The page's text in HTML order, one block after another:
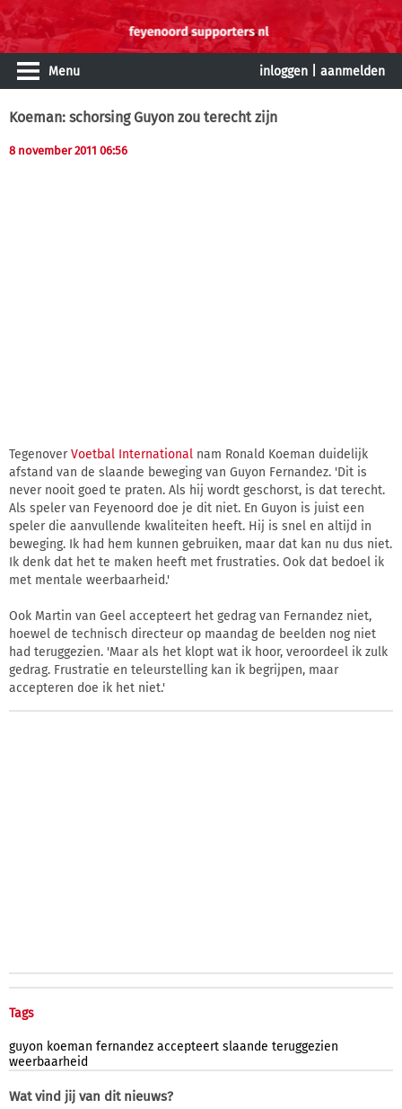
Menu inloggen aanmelden
Koeman: schorsing Guyon zou terecht zijn
8 november 2011 06:56
TegenoverVoetbal International nam Ronald Koeman duidelijk
afstand van de slaande beweging van Guyon Fernandez. 'Dit is
never nooit goed te praten. Als hij wordt geschorst, is dat terecht.
Als speler van Feyenoord doe je dit niet. En Guyon is juist een
speler die aanvullende kwaliteiten heeft. Hij is snel en altijd in
beweging. Ik had hem kunnen gebruiken, maar dat kan nu dus niet.
Ik denk dat het te maken heeft met frustraties. Ook dat bedoel ik
met mentale weerbaarheid.'
Ook Martin van Geel accepteert het gedrag van Fernandez niet,
hoewel de technisch directeur op maandag de beelden nog niet
had teruggezien. 'Maar als het klopt wat ik hoor, veroordeel ik zulk
gedrag. Frustratie en teleurstelling kan ik begrijpen, maar
accepteren doe ik het niet.'
Tags
guyon koeman fernandez accepteert slaande teruggezien
weerbaarheid
Wat vind jij van dit nieuws?